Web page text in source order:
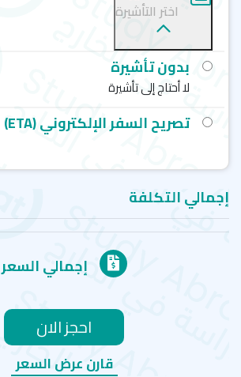
اختر التأشيرة
بدون تأشيرة
لا أحتاج إلى تأشيرة
تصريح السفر الإلكتروني (ETA)
إجمالي التكلفة
إجمالي السعر
احجز الان
قارن عرض السعر